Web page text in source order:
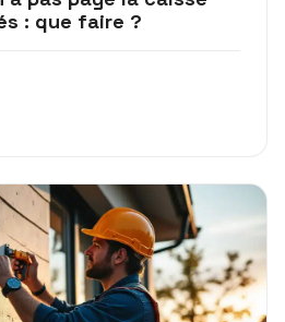
: que faire ?